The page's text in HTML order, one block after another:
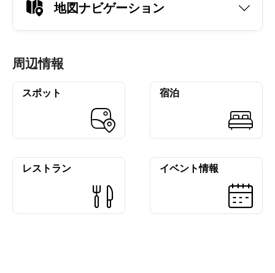
地図ナビゲーション
周辺情報
スポット 宿泊
レストラン イベント情報